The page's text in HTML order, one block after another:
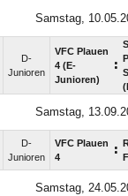
Samstag,
D-
Junioren
VFC Plauen
4 (E-
Junioren)
:
Samstag,
D-
Junioren
VFC Plauen
4
:
Samstag,